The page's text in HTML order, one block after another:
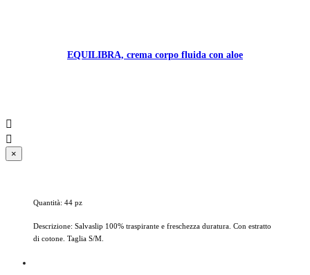
EQUILIBRA, crema corpo fluida con aloe


×
Quantità: 44 pz
Descrizione: Salvaslip 100% traspirante e freschezza duratura. Con estratto
di cotone. Taglia S/M.